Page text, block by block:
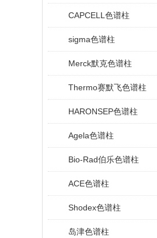
CAPCELL色谱柱
sigma色谱柱
Merck默克色谱柱
Thermo赛默飞色谱柱
HARONSEP色谱柱
Agela色谱柱
Bio-Rad伯乐色谱柱
ACE色谱柱
Shodex色谱柱
岛津色谱柱